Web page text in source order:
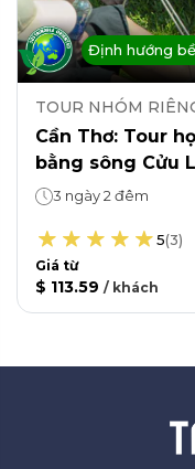
Định hướng
TOUR NHÓM
Cần Thơ: Tour
bằng sông Cửu
năng lượng xanh
3 ngày 2 đêm
5(3)
Giá từ
$ 113.59 / khách